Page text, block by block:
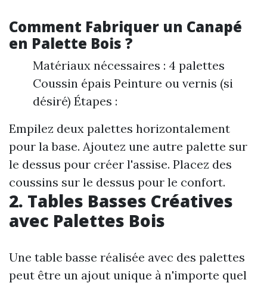
Comment Fabriquer un Canapé
en Palette Bois ?
Matériaux nécessaires : 4 palettes
Coussin épais Peinture ou vernis (si
désiré) Étapes :
Empilez deux palettes horizontalement
pour la base. Ajoutez une autre palette sur
le dessus pour créer l'assise. Placez des
coussins sur le dessus pour le confort.
2. Tables Basses Créatives
avec Palettes Bois
Une table basse réalisée avec des palettes
peut être un ajout unique à n'importe quel